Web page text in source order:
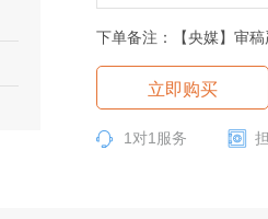
下单备注：【央媒】审
立即购买
1对1服务